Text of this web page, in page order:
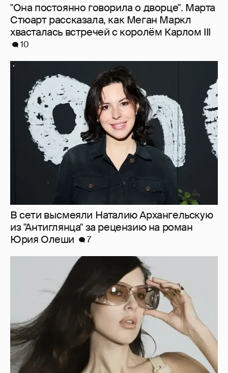
"Она постоянно говорила о дворце". Марта
Стюарт рассказала, как Меган Маркл
хвасталась встречей с королём Карлом III
10
В сети высмеяли Наталию Архангельскую
из "Антиглянца" за рецензию на роман
Юрия Олеши
7